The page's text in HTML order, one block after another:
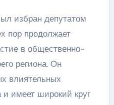
избран депутатом
пор продолжает
в общественно-
региона. Он
влиятельных
и имеет широкий круг